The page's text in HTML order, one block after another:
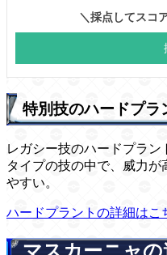
特別技のハードプラ
レガシー技のハードプラン
タイプの技の中で、威力
やすい。
ハードプラントの詳細はこ
マスカーニャの